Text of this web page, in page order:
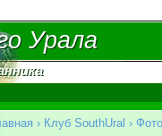
Урала
Урала
› Клуб SouthUral ›